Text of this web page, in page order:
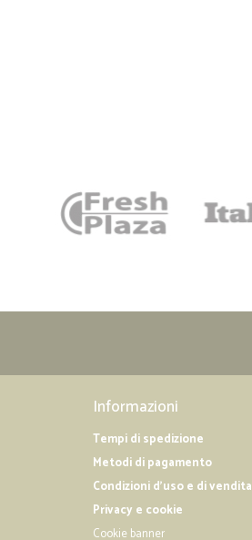
Informazioni
Tempi di spedizione
Metodi di pagamento
Condizioni d'uso e di vendita
Privacy e cookie
Cookie banner